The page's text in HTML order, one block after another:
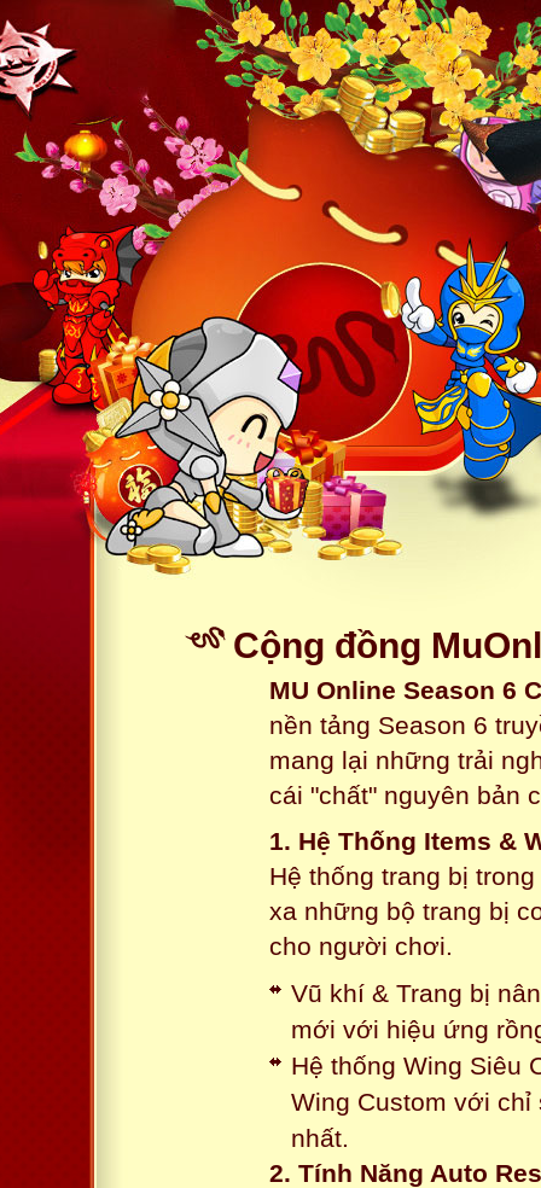
Cộng đồng
MU Online Season 6
nền tảng Season 6
mang lại những trải
cái "chất" nguyên bản
1. Hệ Thống Items &
Hệ thống trang bị
xa những bộ trang bị
cho người chơi.
Vũ khí & Trang bị
mới với hiệu ứng
Hệ thống Wing Siêu
Wing Custom với
nhất.
2. Tính Năng Auto